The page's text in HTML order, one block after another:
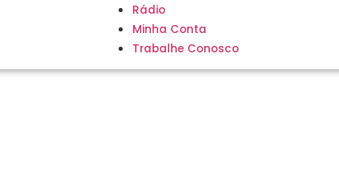
Rádio
Minha Conta
Trabalhe Conosco